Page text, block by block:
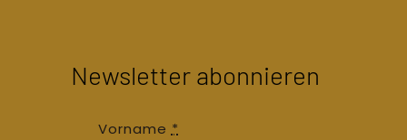
Newsletter abonnieren
Vorname*